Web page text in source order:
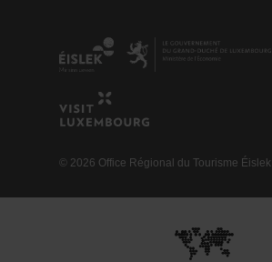
© 2026 Office Régional du Tourisme Éislek